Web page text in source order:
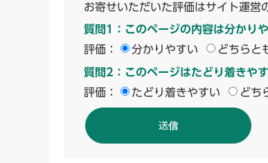
お寄せいただいた評価はサイト運営
質問1：このページの内容は分かり
評価：
分かりやすい どちらと
質問2：このページはたどり着きや
評価：
たどり着きやすい どち